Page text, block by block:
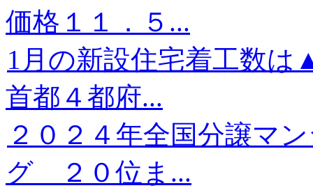
価格１１．５...
1月の新設住宅着工数
首都４都府...
２０２４年全国分譲マ
グ ２０位ま...